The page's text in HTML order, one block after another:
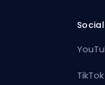
TikTok